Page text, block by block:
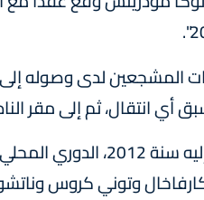
المشجعين لدى وصوله إلى
أي انتقال، ثم إلى مقر
يذكر أن "الساحر" الكرواتي أحرز رفقة ريال
وتوني كروس